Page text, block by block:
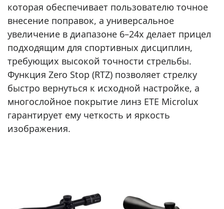
которая обеспечивает пользователю точное
внесение поправок, а универсальное
увеличение в диапазоне 6–24x делает прицел
подходящим для спортивных дисциплин,
требующих высокой точности стрельбы.
Функция Zero Stop (RTZ) позволяет стрелку
быстро вернуться к исходной настройке, а
многослойное покрытие линз ETE Microlux
гарантирует ему четкость и яркость
изображения.